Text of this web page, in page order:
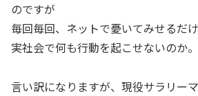
のですが
毎回毎回、ネットで憂いてみせるだけ
実社会で何も行動を起こせないのか。
言い訳になりますが、現役サラリー